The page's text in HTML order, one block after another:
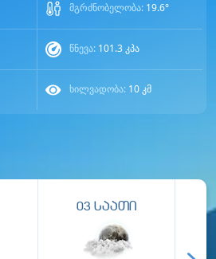
მგრძნობელობა: 19.6°
წნევა: 101.3კპა
ხილვადობა: 10კმ
03 საათი